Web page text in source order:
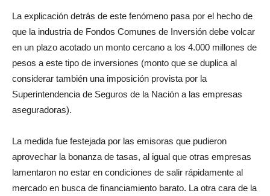
La explicación detrás de este fenómeno pasa por el hecho de
que la industria de Fondos Comunes de Inversión debe volcar
en un plazo acotado un monto cercano a los 4.000 millones de
pesos a este tipo de inversiones (monto que se duplica al
considerar también una imposición provista por la
Superintendencia de Seguros de la Nación a las empresas
aseguradoras).
La medida fue festejada por las emisoras que pudieron
aprovechar la bonanza de tasas, al igual que otras empresas
lamentaron no estar en condiciones de salir rápidamente al
mercado en busca de financiamiento barato. La otra cara de la